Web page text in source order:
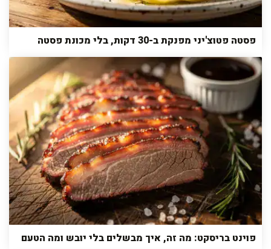
פסטה פטוצ'יני מפנקת ב-30 דקות, בלי מכונת פסטה
פוינט בריסקט: מה זה, איך מבשלים בלי יובש ומה הטעם